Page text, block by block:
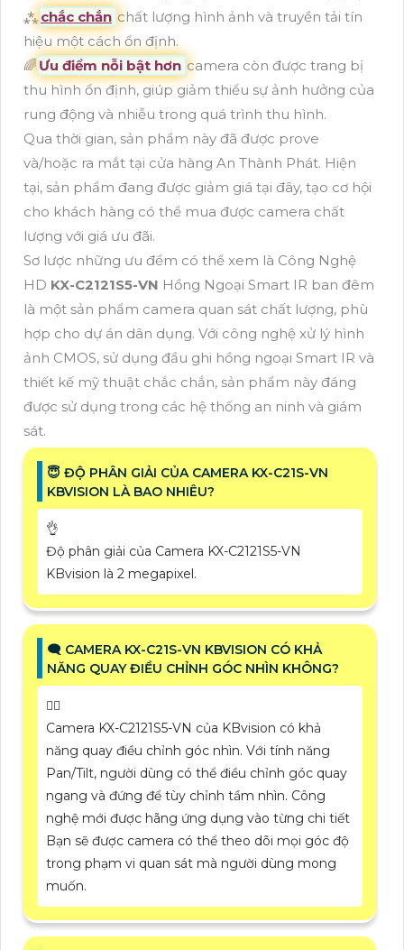
⁂chắc chắn chất lượng hình ảnh và truyền tải tín
hiệu một cách ổn định.
🌈 Ưu điểm nỗi bật hơn camera còn được trang bị
thu hình ổn định, giúp giảm thiểu sự ảnh hưởng của
rung động và nhiễu trong quá trình thu hình.
Qua thời gian, sản phẩm này đã được prove
và/hoặc ra mắt tại cửa hàng An Thành Phát. Hiện
tại, sản phẩm đang được giảm giá tại đây, tạo cơ hội
cho khách hàng có thể mua được camera chất
lượng với giá ưu đãi.
Sơ lược những ưu đểm có thể xem là Công Nghệ
HD KX-C2121S5-VN Hồng Ngoại Smart IR ban đêm
là một sản phẩm camera quan sát chất lượng, phù
hợp cho dự án dân dụng. Với công nghệ xử lý hình
ảnh CMOS, sử dụng đầu ghi hồng ngoại Smart IR và
thiết kế mỹ thuật chắc chắn, sản phẩm này đáng
được sử dụng trong các hệ thống an ninh và giám
sát.
😇 ĐỘ PHÂN GIẢI CỦA CAMERA KX-C21S-VN
KBVISION LÀ BAO NHIÊU?
👌
Độ phân giải của Camera KX-C2121S5-VN
KBvision là 2 megapixel.
🗨️ CAMERA KX-C21S-VN KBVISION CÓ KHẢ
NĂNG QUAY ĐIỀU CHỈNH GÓC NHÌN KHÔNG?
🙆‍♀️
Camera KX-C2121S5-VN của KBvision có khả
năng quay điều chỉnh góc nhìn. Với tính năng
Pan/Tilt, người dùng có thể điều chỉnh góc quay
ngang và đứng để tùy chỉnh tầm nhìn. Công
nghệ mới được hãng ứng dụng vào từng chi tiết
Bạn sẽ được camera có thể theo dõi mọi góc độ
trong phạm vi quan sát mà người dùng mong
muốn.